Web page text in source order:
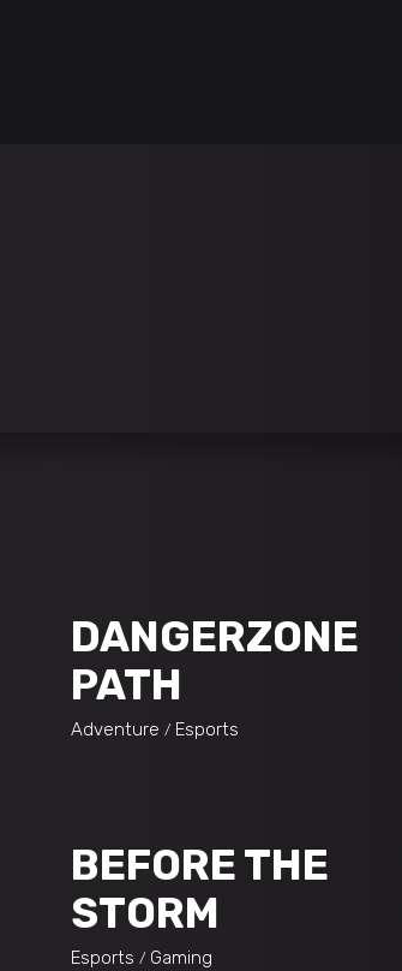
DANGERZONE
PATH
Adventure Esports
BEFORE THE
STORM
Esports Gaming